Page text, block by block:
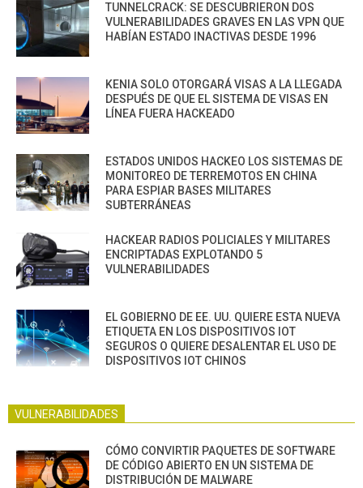
TUNNELCRACK: SE DESCUBRIERON DOS
VULNERABILIDADES GRAVES EN LAS VPN QUE
HABÍAN ESTADO INACTIVAS DESDE 1996
KENIA SOLO OTORGARÁ VISAS A LA LLEGADA
DESPUÉS DE QUE EL SISTEMA DE VISAS EN
LÍNEA FUERA HACKEADO
ESTADOS UNIDOS HACKEO LOS SISTEMAS DE
MONITOREO DE TERREMOTOS EN CHINA
PARA ESPIAR BASES MILITARES
SUBTERRÁNEAS
HACKEAR RADIOS POLICIALES Y MILITARES
ENCRIPTADAS EXPLOTANDO 5
VULNERABILIDADES
EL GOBIERNO DE EE. UU. QUIERE ESTA NUEVA
ETIQUETA EN LOS DISPOSITIVOS IOT
SEGUROS O QUIERE DESALENTAR EL USO DE
DISPOSITIVOS IOT CHINOS
VULNERABILIDADES
CÓMO CONVIRTIR PAQUETES DE SOFTWARE
DE CÓDIGO ABIERTO EN UN SISTEMA DE
DISTRIBUCIÓN DE MALWARE